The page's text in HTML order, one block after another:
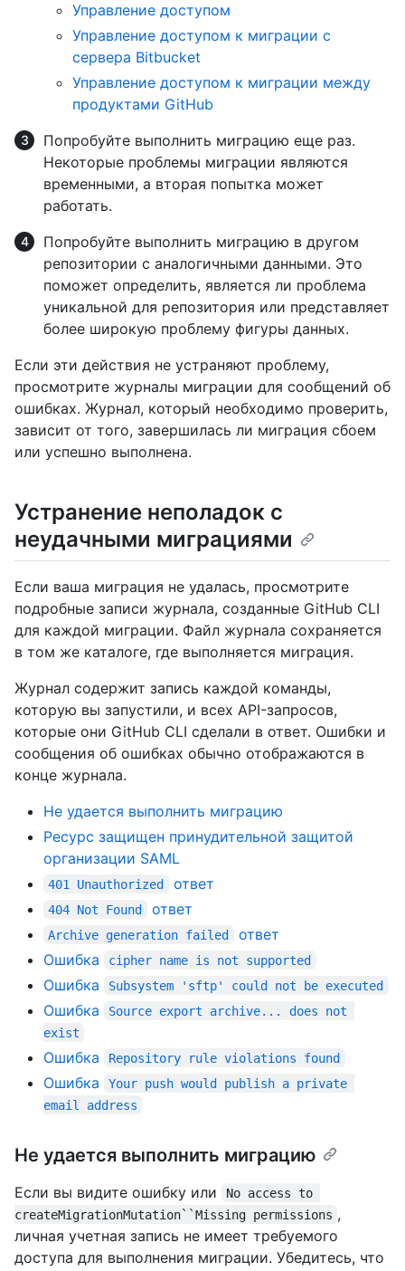
Управление доступом
Управление доступом к миграции с
сервера Bitbucket
Управление доступом к миграции между
продуктами GitHub
Попробуйте выполнить миграцию еще раз.
Некоторые проблемы миграции являются
временными, а вторая попытка может
работать.
Попробуйте выполнить миграцию в другом
репозитории с аналогичными данными. Это
поможет определить, является ли проблема
уникальной для репозитория или представляет
более широкую проблему фигуры данных.
Если эти действия не устраняют проблему,
просмотрите журналы миграции для сообщений об
ошибках. Журнал, который необходимо проверить,
зависит от того, завершилась ли миграция сбоем
или успешно выполнена.
Устранение неполадок с
неудачными миграциями
Если ваша миграция не удалась, просмотрите
подробные записи журнала, созданные GitHub CLI
для каждой миграции. Файл журнала сохраняется
в том же каталоге, где выполняется миграция.
Журнал содержит запись каждой команды,
которую вы запустили, и всех API-запросов,
которые они GitHub CLI сделали в ответ. Ошибки и
сообщения об ошибках обычно отображаются в
конце журнала.
Не удается выполнить миграцию
Ресурс защищен принудительной защитой
организации SAML
401 Unauthorized ответ
404 Not Found ответ
Archive generation failed
ответ
Ошибка
cipher name is not supported
Ошибка Subsystem 'sftp' could not be executed
Ошибка
Source export archive... does not
exist
Ошибка Repository rule violations found
Ошибка
Your push would publish a private
email address
Не удается выполнить миграцию
Если вы видите ошибку или
No access to
createMigrationMutation``Missing permissions ,
личная учетная запись не имеет требуемого
доступа для выполнения миграции. Убедитесь, что